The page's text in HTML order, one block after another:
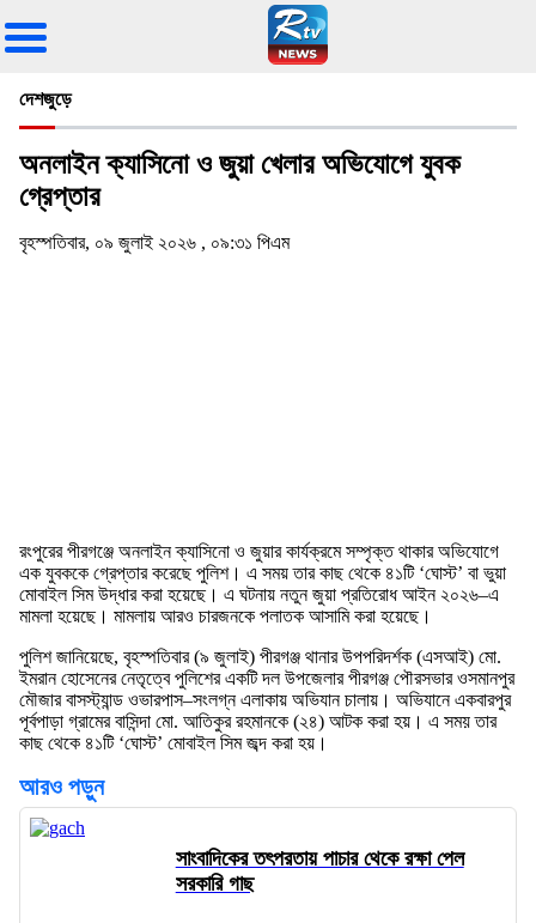
দেশজুড়ে
অনলাইন ক্যাসিনো ও জুয়া খেলার অভিযোগে যুবক
গ্রেপ্তার
বৃহস্পতিবার, ০৯ জুলাই ২০২৬ , ০৯:৩১ পিএম
রংপুরের পীরগঞ্জে অনলাইন ক্যাসিনো ও জুয়ার কার্যক্রমে সম্পৃক্ত থাকার অভিযোগে
এক যুবককে গ্রেপ্তার করেছে পুলিশ। এ সময় তার কাছ থেকে ৪১টি ‘ঘোস্ট’ বা ভুয়া
মোবাইল সিম উদ্ধার করা হয়েছে। এ ঘটনায় নতুন জুয়া প্রতিরোধ আইন ২০২৬–এ
মামলা হয়েছে। মামলায় আরও চারজনকে পলাতক আসামি করা হয়েছে।
পুলিশ জানিয়েছে, বৃহস্পতিবার (৯ জুলাই) পীরগঞ্জ থানার উপপরিদর্শক (এসআই) মো.
ইমরান হোসেনের নেতৃত্বে পুলিশের একটি দল উপজেলার পীরগঞ্জ পৌরসভার ওসমানপুর
মৌজার বাসস্ট্যান্ড ওভারপাস–সংলগ্ন এলাকায় অভিযান চালায়। অভিযানে একবারপুর
পূর্বপাড়া গ্রামের বাসিন্দা মো. আতিকুর রহমানকে (২৪) আটক করা হয়। এ সময় তার
কাছ থেকে ৪১টি ‘ঘোস্ট’ মোবাইল সিম জব্দ করা হয়।
আরও পড়ুন
সাংবাদিকের তৎপরতায় পাচার থেকে রক্ষা পেল
সরকারি গাছ